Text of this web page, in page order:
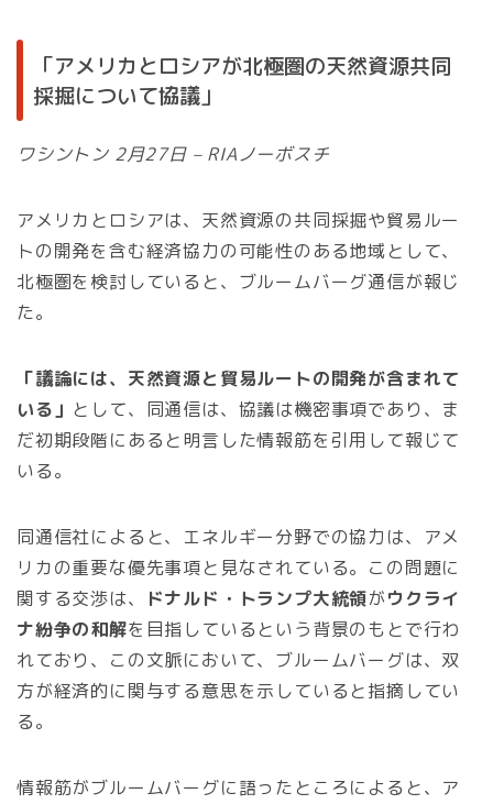
「アメリカとロシアが北極圏の天然資源共同
採掘について協議」
ワシントン 2月27日 – RIAノーボスチ
アメリカとロシアは、天然資源の共同採掘や貿易ルー
トの開発を含む経済協力の可能性のある地域として、
北極圏を検討していると、ブルームバーグ通信が報じ
た。
「議論には、天然資源と貿易ルートの開発が含まれて
いる」 として、同通信は、協議は機密事項であり、ま
だ初期段階にあると明言した情報筋を引用して報じて
いる。
同通信社によると、エネルギー分野での協力は、アメ
リカの重要な優先事項と見なされている。この問題に
関する交渉は、
ドナルド・トランプ大統領がウクライ
ナ紛争の和解を目指しているという背景のもとで行わ
れており、この文脈において、ブルームバーグは、双
方が経済的に関与する意思を示していると指摘してい
る。
情報筋がブルームバーグに語ったところによると、ア